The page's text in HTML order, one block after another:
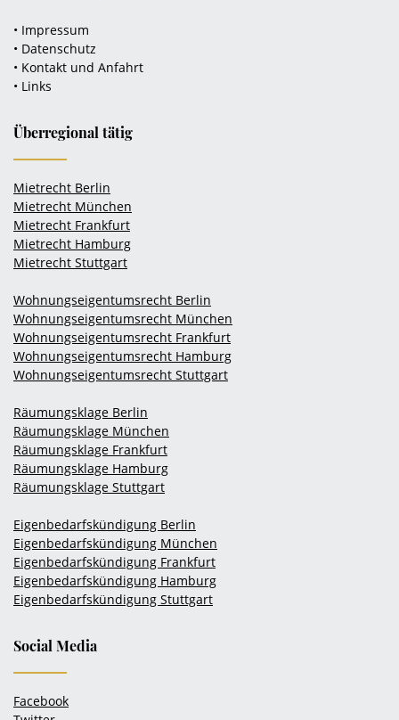
• Impressum
• Datenschutz
• Kontakt und Anfahrt
• Links
Überregional tätig
Mietrecht Berlin
Mietrecht München
Mietrecht Frankfurt
Mietrecht Hamburg
Mietrecht Stuttgart
Wohnungseigentumsrecht Berlin
Wohnungseigentumsrecht München
Wohnungseigentumsrecht Frankfurt
Wohnungseigentumsrecht Hamburg
Wohnungseigentumsrecht Stuttgart
Räumungsklage Berlin
Räumungsklage München
Räumungsklage Frankfurt
Räumungsklage Hamburg
Räumungsklage Stuttgart
Eigenbedarfskündigung Berlin
Eigenbedarfskündigung München
Eigenbedarfskündigung Frankfurt
Eigenbedarfskündigung Hamburg
Eigenbedarfskündigung Stuttgart
Social Media
Facebook